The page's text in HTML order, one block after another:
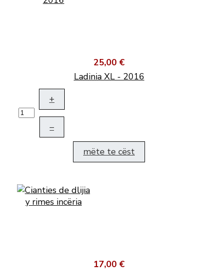
25,00 €
Ladinia XL - 2016
+
–
mëte te cëst
17,00 €